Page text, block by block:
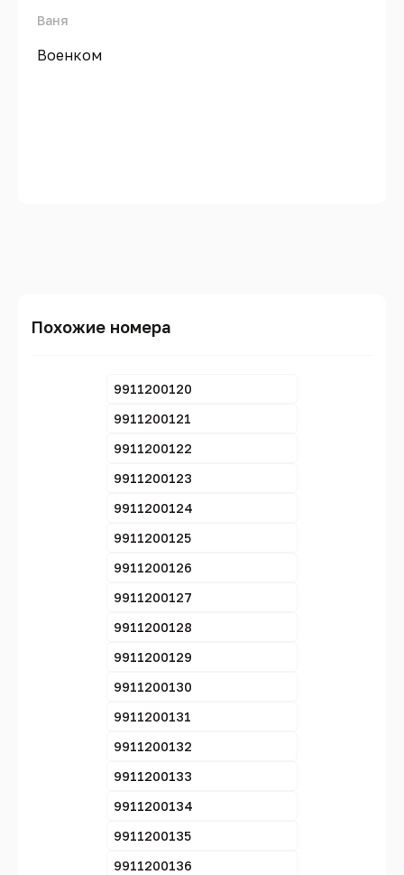
Ваня
Военком
Похожие номера
9911200120
9911200121
9911200122
9911200123
9911200124
9911200125
9911200126
9911200127
9911200128
9911200129
9911200130
9911200131
9911200132
9911200133
9911200134
9911200135
9911200136